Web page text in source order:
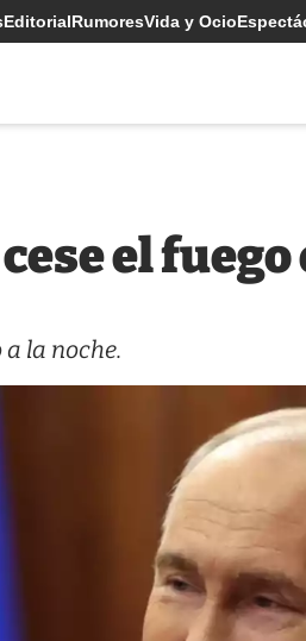
EditorialRumoresVida y Ocio
el
la noche.